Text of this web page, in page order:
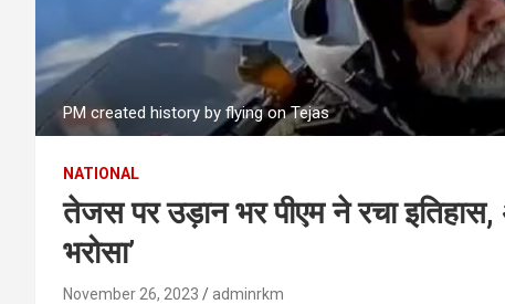
PM created history by flying on Tejas
NATIONAL
तेजस पर उड़ान भर पीएम ने रचा
भरोसा’
November 26, 2023 adminrkm